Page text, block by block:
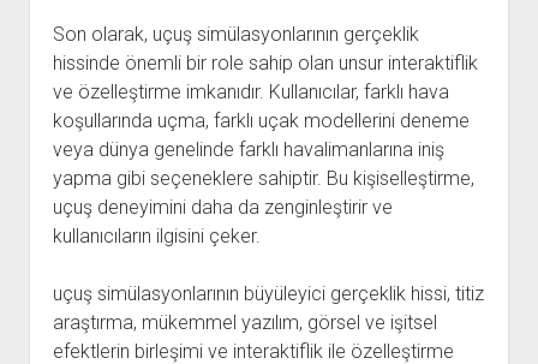
Son olarak, uçuş simülasyonlarının gerçeklik
hissinde önemli bir role sahip olan unsur interaktiflik
ve özelleştirme imkanıdır. Kullanıcılar, farklı hava
koşullarında uçma, farklı uçak modellerini deneme
veya dünya genelinde farklı havalimanlarına iniş
yapma gibi seçeneklere sahiptir. Bu kişiselleştirme,
uçuş deneyimini daha da zenginleştirir ve
kullanıcıların ilgisini çeker.
uçuş simülasyonlarının büyüleyici gerçeklik hissi, titiz
araştırma, mükemmel yazılım, görsel ve işitsel
efektlerin birleşimi ve interaktiflik ile özelleştirme